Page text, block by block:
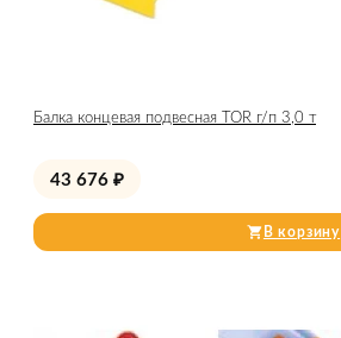
Балка концевая подвесная TOR г/п 3,0 т
43 676 ₽
В корзину